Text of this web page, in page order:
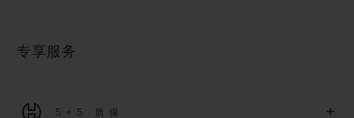
专享服务
5+5 质保 +